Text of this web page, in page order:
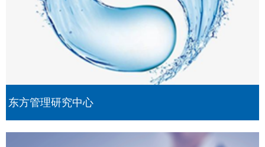
东方管理研究中心